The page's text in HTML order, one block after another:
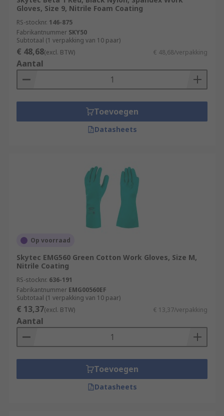
Gloves, Size 9, Nitrile Foam Coating
RS-stocknr. 146-875
Fabrikantnummer SKY50
Subtotaal (1 verpakking van 10 paar)
€ 48,68(excl. BTW) € 48,68/verpakking
Aantal
Toevoegen
Datasheets
Op voorraad
Skytec EMG560 Green Cotton Work Gloves, Size M,
Nitrile Coating
RS-stocknr. 636-191
Fabrikantnummer EMG00560EF
Subtotaal (1 verpakking van 10 paar)
€ 13,37(excl. BTW) € 13,37/verpakking
Aantal
Toevoegen
Datasheets